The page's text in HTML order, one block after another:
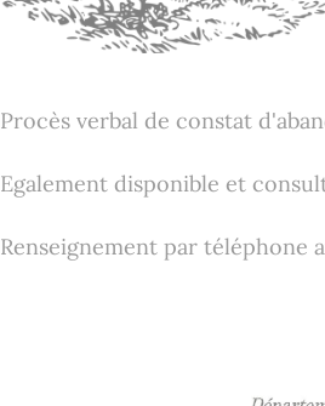
Procès verbal de constat
Egalement disponible et
Renseignement par téléphone